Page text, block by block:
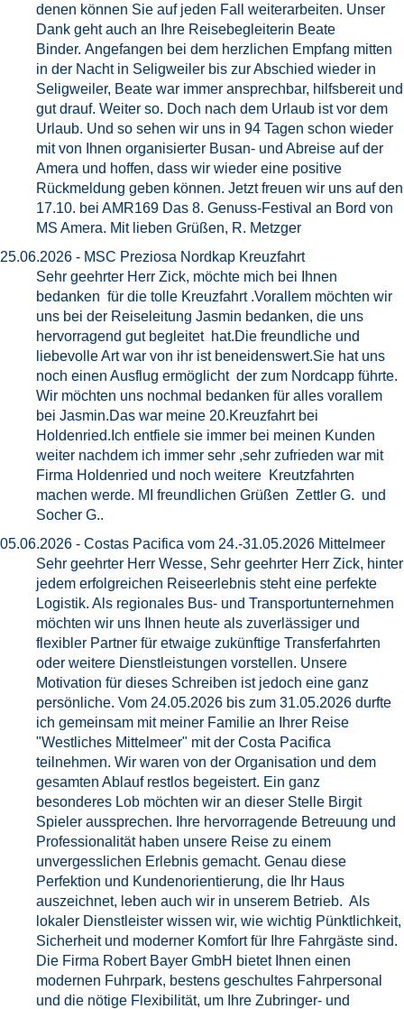
denen können Sie auf jeden Fall weiterarbeiten. Unser
Dank geht auch an Ihre Reisebegleiterin Beate
Binder. Angefangen bei dem herzlichen Empfang mitten
in der Nacht in Seligweiler bis zur Abschied wieder in
Seligweiler, Beate war immer ansprechbar, hilfsbereit und
gut drauf. Weiter so. Doch nach dem Urlaub ist vor dem
Urlaub. Und so sehen wir uns in 94 Tagen schon wieder
mit von Ihnen organisierter Busan- und Abreise auf der
Amera und hoffen, dass wir wieder eine positive
Rückmeldung geben können. Jetzt freuen wir uns auf den
17.10. bei AMR169 Das 8. Genuss-Festival an Bord von
MS Amera. Mit lieben Grüßen, R. Metzger
25.06.2026 - MSC Preziosa Nordkap Kreuzfahrt
Sehr geehrter Herr Zick, möchte mich bei Ihnen
bedanken für die tolle Kreuzfahrt .Vorallem möchten wir
uns bei der Reiseleitung Jasmin bedanken, die uns
hervorragend gut begleitet hat.Die freundliche und
liebevolle Art war von ihr ist beneidenswert.Sie hat uns
noch einen Ausflug ermöglicht der zum Nordcapp führte.
Wir möchten uns nochmal bedanken für alles vorallem
bei Jasmin.Das war meine 20.Kreuzfahrt bei
Holdenried.Ich entfiele sie immer bei meinen Kunden
weiter nachdem ich immer sehr ,sehr zufrieden war mit
Firma Holdenried und noch weitere Kreutzfahrten
machen werde. MI freundlichen Grüßen Zettler G. und
Socher G..
05.06.2026 - Costas Pacifica vom 24.-31.05.2026 Mittelmeer
Sehr geehrter Herr Wesse, Sehr geehrter Herr Zick, hinter
jedem erfolgreichen Reiseerlebnis steht eine perfekte
Logistik. Als regionales Bus- und Transportunternehmen
möchten wir uns Ihnen heute als zuverlässiger und
flexibler Partner für etwaige zukünftige Transferfahrten
oder weitere Dienstleistungen vorstellen. Unsere
Motivation für dieses Schreiben ist jedoch eine ganz
persönliche. Vom 24.05.2026 bis zum 31.05.2026 durfte
ich gemeinsam mit meiner Familie an Ihrer Reise
"Westliches Mittelmeer" mit der Costa Pacifica
teilnehmen. Wir waren von der Organisation und dem
gesamten Ablauf restlos begeistert. Ein ganz
besonderes Lob möchten wir an dieser Stelle Birgit
Spieler aussprechen. Ihre hervorragende Betreuung und
Professionalität haben unsere Reise zu einem
unvergesslichen Erlebnis gemacht. Genau diese
Perfektion und Kundenorientierung, die Ihr Haus
auszeichnet, leben auch wir in unserem Betrieb. Als
lokaler Dienstleister wissen wir, wie wichtig Pünktlichkeit,
Sicherheit und moderner Komfort für Ihre Fahrgäste sind.
Die Firma Robert Bayer GmbH bietet Ihnen einen
modernen Fuhrpark, bestens geschultes Fahrpersonal
und die nötige Flexibilität, um Ihre Zubringer- und